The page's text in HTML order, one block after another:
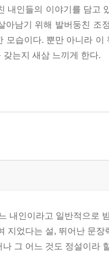
내인들의 이야기를 담고
남기 위해 발버둥친
습이다. 뿐만 아니라
갖는지 새삼 느끼게 한다.
내인이라고 일반적으로
지었다는 설, 뛰어난 문
그 어느 것도 정설이라